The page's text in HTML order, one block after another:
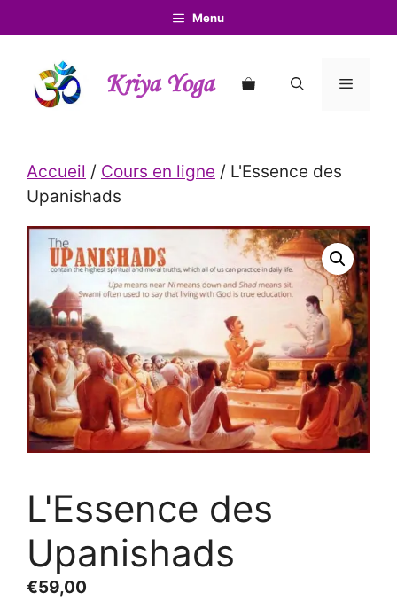
au
contenu
Menu
Kriya Yoga Menu
Accueil / Cours en ligne / L'Essence des
Upanishads
L'Essence des
Upanishads
€59,00